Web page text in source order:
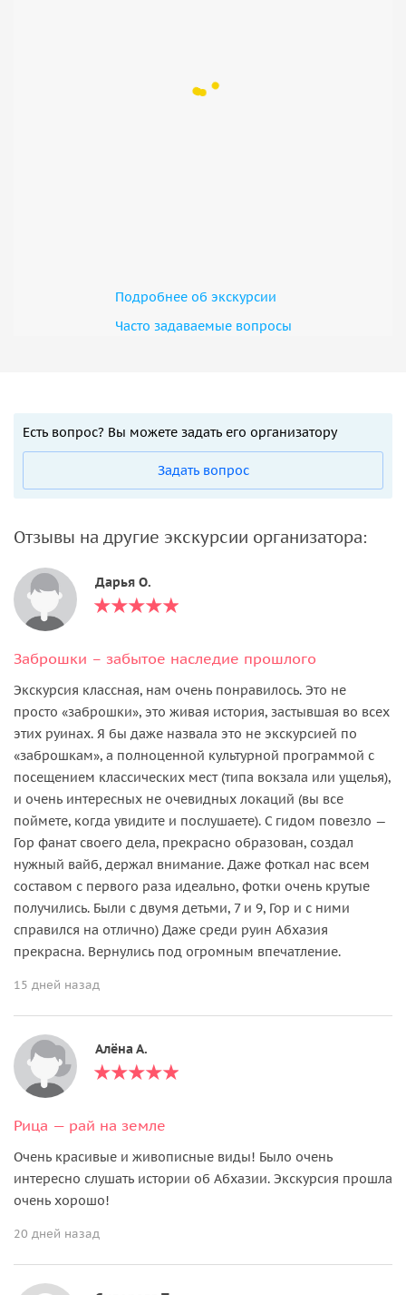
Подробнее об экскурсии
Часто задаваемые вопросы
Есть вопрос? Вы можете задать его организатору
Задать вопрос
Отзывы на другие экскурсии организатора:
Дарья О.
Заброшки – забытое наследие прошлого
Экскурсия классная, нам очень понравилось. Это не
просто «заброшки», это живая история, застывшая во всех
этих руинах. Я бы даже назвала это не экскурсией по
«заброшкам», а полноценной культурной программой с
посещением классических мест (типа вокзала или ущелья),
и очень интересных не очевидных локаций (вы все
поймете, когда увидите и послушаете). С гидом повезло —
Гор фанат своего дела, прекрасно образован, создал
нужный вайб, держал внимание. Даже фоткал нас всем
составом с первого раза идеально, фотки очень крутые
получились. Были с двумя детьми, 7 и 9, Гор и с ними
справился на отлично) Даже среди руин Абхазия
прекрасна. Вернулись под огромным впечатление.
15 дней назад
Алёна А.
Рица — рай на земле
Очень красивые и живописные виды! Было очень
интересно слушать истории об Абхазии. Экскурсия прошла
очень хорошо!
20 дней назад